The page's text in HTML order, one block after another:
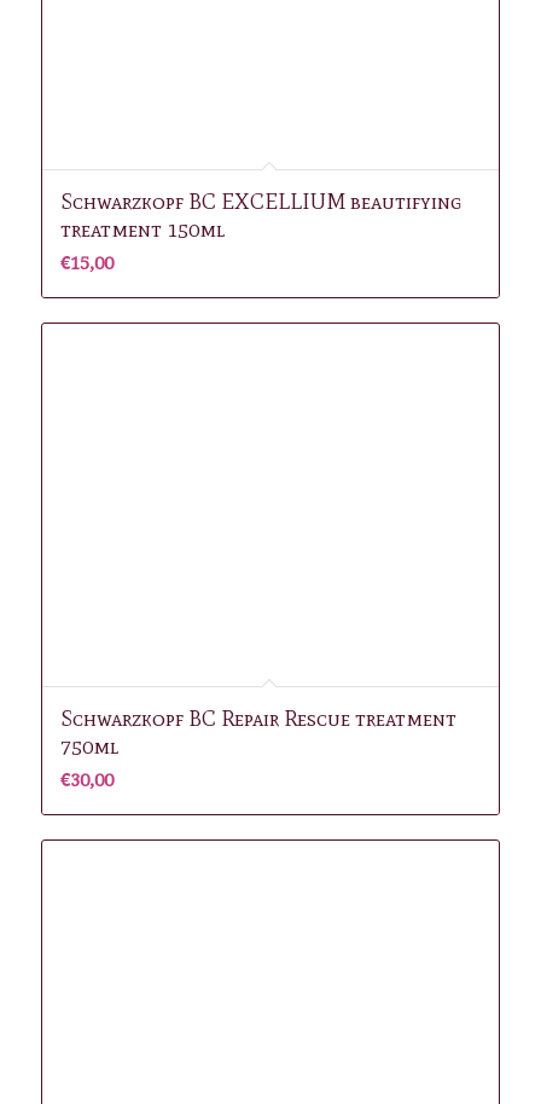
Schwarzkopf BC EXCELLIUM beautifying
treatment 150ml
€15,00
Schwarzkopf BC Repair Rescue treatment
750ml
€30,00